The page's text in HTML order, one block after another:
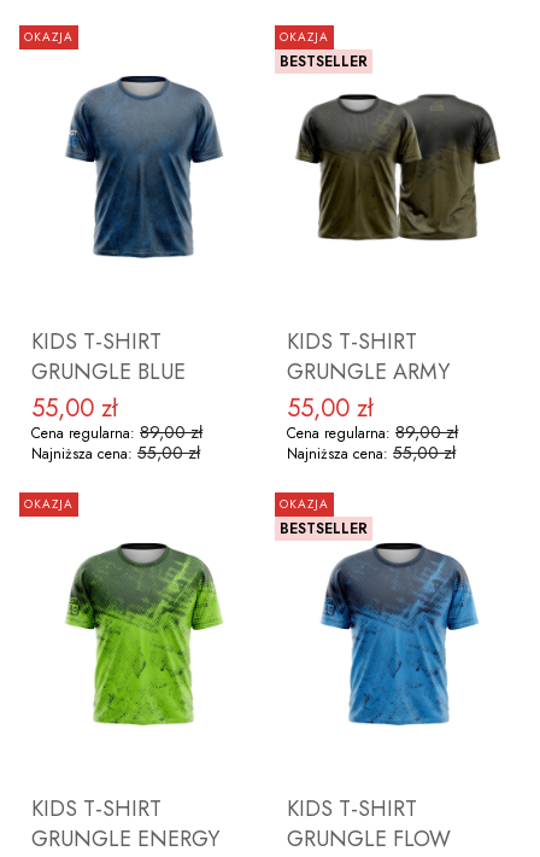
ZOBACZ PRODUKT ZOBACZ PRODUKT
OKAZJA
KIDS T-SHIRT
GRUNGLE BLUE
Cena promocyjna
55,00 zł
Cena regularna: 89,00 zł
Najniższa cena: 55,00 zł
ZOBACZ PRODUKT
OKAZJA
BESTSELLER
KIDS T-SHIRT
GRUNGLE ARMY
Cena promocyjna
55,00 zł
Cena regularna: 89,00 zł
Najniższa cena: 55,00 zł
ZOBACZ PRODUKT
OKAZJA
KIDS T-SHIRT
GRUNGLE ENERGY
OKAZJA
BESTSELLER
KIDS T-SHIRT
GRUNGLE FLOW